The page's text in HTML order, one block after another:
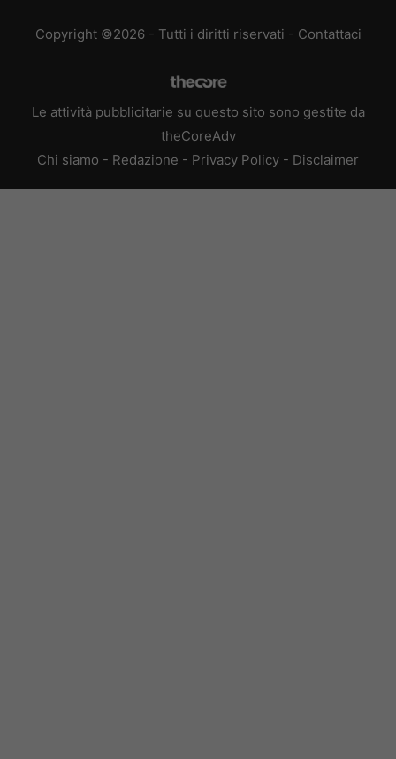
Copyright ©2026 - Tutti i diritti riservati - Contattaci
Le attività pubblicitarie su questo sito sono gestite da
theCoreAdv
Chi siamo - Redazione - Privacy Policy - Disclaimer